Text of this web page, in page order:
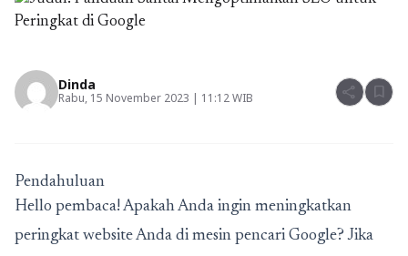
Dinda
Rabu, 15 November 2023 | 11:12 WIB share bookmark
Pendahuluan
Hello pembaca! Apakah Anda ingin meningkatkan
peringkat website Anda di mesin pencari Google? Jika